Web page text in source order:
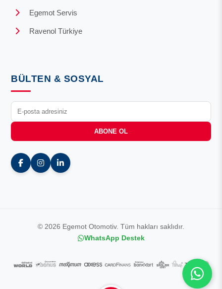
Egemot Servis
Ravenol Türkiye
BÜLTEN & SOSYAL
ABONE OL
© 2026 Egemot Otomotiv. Tüm hakları saklıdır.
WhatsApp Destek